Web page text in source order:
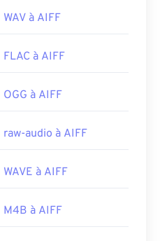
WAV à AIFF
FLAC à AIFF
OGG à AIFF
raw-audio à AIFF
WAVE à AIFF
M4B à AIFF